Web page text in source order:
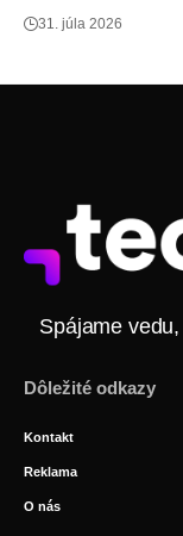
31. júla 2026
Spájame
Dôležité odkazy
Kontakt
Reklama
O nás